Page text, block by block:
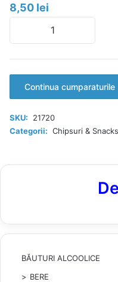
8,50 lei
cu
sare,
250gContinua cumparaturile
SKU:
21720
Categorii: Chipsuri &
BĂUTURI ALCOOLICE
BERE